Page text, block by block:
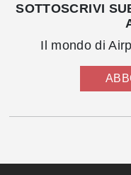
SOTTOSCRIVI
Il mondo di